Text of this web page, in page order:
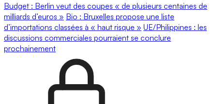
Budget : Berlin veut des coupes « de plusieurs centaines de
milliards d’euros » Bio : Bruxelles propose une liste
d’importations classées à « haut risque » UE/Philippines : les
discussions commerciales pourraient se conclure
prochainement